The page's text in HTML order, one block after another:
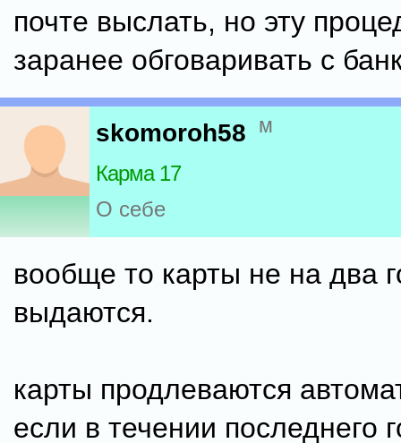
почте выслать, но эту
заранее обговаривать с
skomoroh58 м
Карма 17
О себе
вообще то карты не на два
выдаются.
карты продлеваются
если в течении последнего